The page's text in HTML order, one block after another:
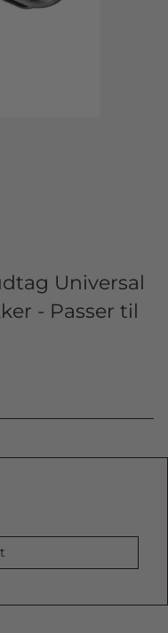
Universal
- Passer til